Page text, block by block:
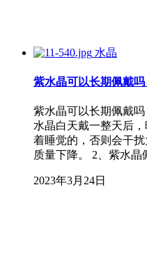
水晶
紫水晶可以长期佩戴吗
紫水晶可以长期佩戴
水晶白天戴一整天后
着睡觉的，否则会干
质量下降。 2、紫水
2023年3月24日